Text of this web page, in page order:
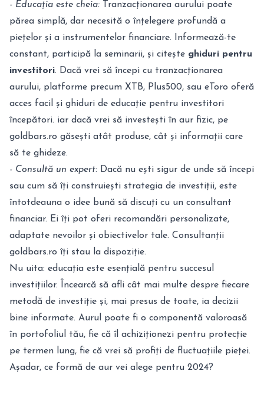
- Educația este cheia: Tranzacționarea aurului poate
părea simplă, dar necesită o înțelegere profundă a
piețelor și a instrumentelor financiare. Informează-te
constant, participă la seminarii, și citește ghiduri pentru
investitori. Dacă vrei să începi cu tranzacționarea
aurului, platforme precum XTB, Plus500, sau eToro oferă
acces facil și ghiduri de educație pentru investitori
începători. iar dacă vrei să investești în aur fizic, pe
goldbars.ro găsești atât produse, cât și informații care
să te ghideze.
- Consultă un expert: Dacă nu ești sigur de unde să începi
sau cum să îți construiești strategia de investiții, este
întotdeauna o idee bună să discuți cu un consultant
financiar. Ei îți pot oferi recomandări personalizate,
adaptate nevoilor și obiectivelor tale. Consultanții
goldbars.ro îți stau la dispoziție.
Nu uita: educația este esențială pentru succesul
investițiilor. Încearcă să afli cât mai multe despre fiecare
metodă de investiție și, mai presus de toate, ia decizii
bine informate. Aurul poate fi o componentă valoroasă
în portofoliul tău, fie că îl achiziționezi pentru protecție
pe termen lung, fie că vrei să profiți de fluctuațiile pieței.
Așadar, ce formă de aur vei alege pentru 2024?